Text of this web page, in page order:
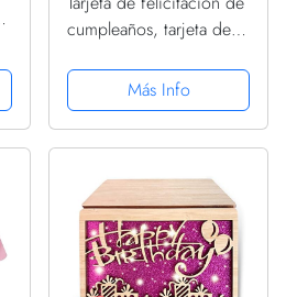
cumpleaños, tarjeta de
canción DIN A5
Más Info